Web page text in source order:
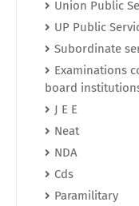
Union Public
UP Public
Subordinate
Examinations
board
J E E
Neat
NDA
Cds
Paramilitary